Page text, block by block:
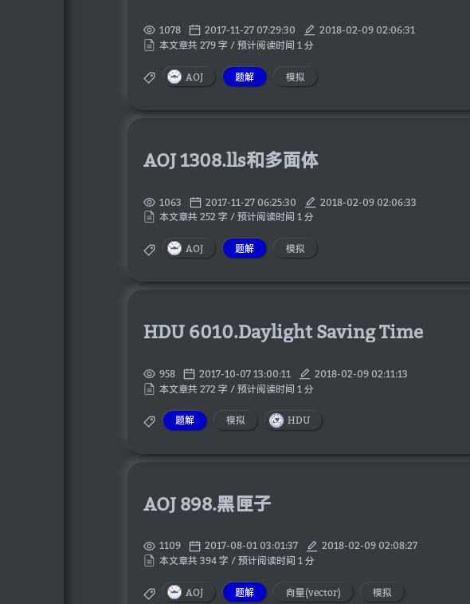
1078 2017-11-27 07:29:30
2018-02-09 02:06:31
本文章共 279 字 / 预计阅读时间 1 分
AOJ 题解 模拟
AOJ 1308.lls和多面体
1063 2017-11-27 06:25:30
2018-02-09 02:06:33
本文章共 252 字 / 预计阅读时间 1 分
AOJ 题解 模拟
HDU 6010.Daylight Saving Time
958 2017-10-07 13:00:11
2018-02-09 02:11:13
本文章共 272 字 / 预计阅读时间 1 分
题解 模拟 HDU
AOJ 898.黑匣子
1109 2017-08-01 03:01:37
2018-02-09 02:08:27
本文章共 394 字 / 预计阅读时间 1 分
AOJ 题解 向量(vector) 模拟